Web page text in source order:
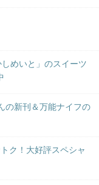
めいと」のスイーツ
の新刊＆万能ナイフの
ク！大好評スペシャ